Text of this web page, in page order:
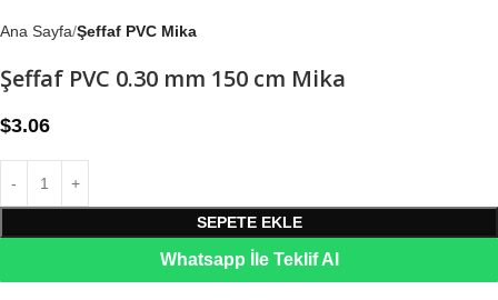
Ana Sayfa Şeffaf PVC Mika
Şeffaf PVC 0.30 mm 150 cm Mika
$3.06
SEPETE EKLE
Whatsapp İle Teklif Al